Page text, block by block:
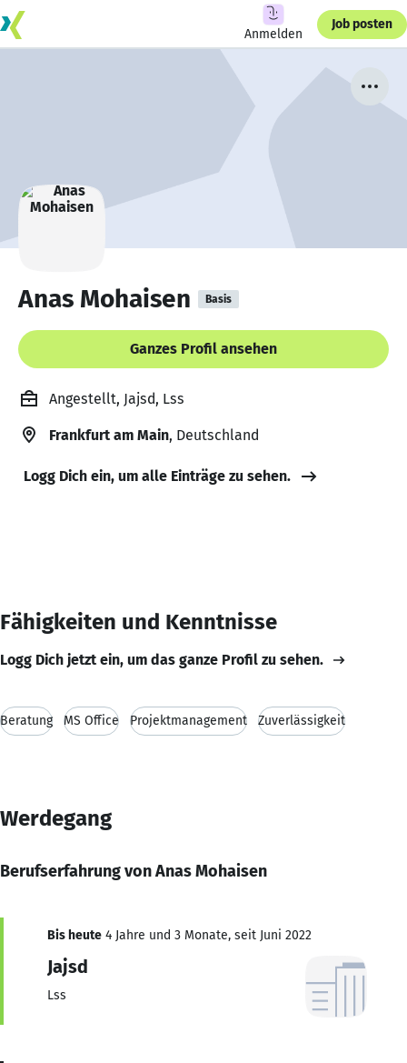
Anmelden
Job posten
Anas Mohaisen Basis
Ganzes Profil ansehen
Angestellt, Jajsd, Lss
Frankfurt am Main, Deutschland
Logg Dich ein, um alle Einträge zu sehen.
Fähigkeiten und Kenntnisse
Logg Dich jetzt ein, um das ganze Profil zu sehen.
Beratung MS Office Projektmanagement Zuverlässigkeit
Werdegang
Berufserfahrung von Anas Mohaisen
Bis heute 4 Jahre und 3 Monate, seit Juni 2022
Jajsd
Lss